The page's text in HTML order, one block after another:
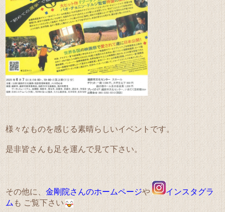
様々なものを感じる素晴らしいイベントです。
是非皆さんも足を運んで見て下さい。
その他に、金剛院さんのホームページや
インスタグラ
ム も ご覧下さい